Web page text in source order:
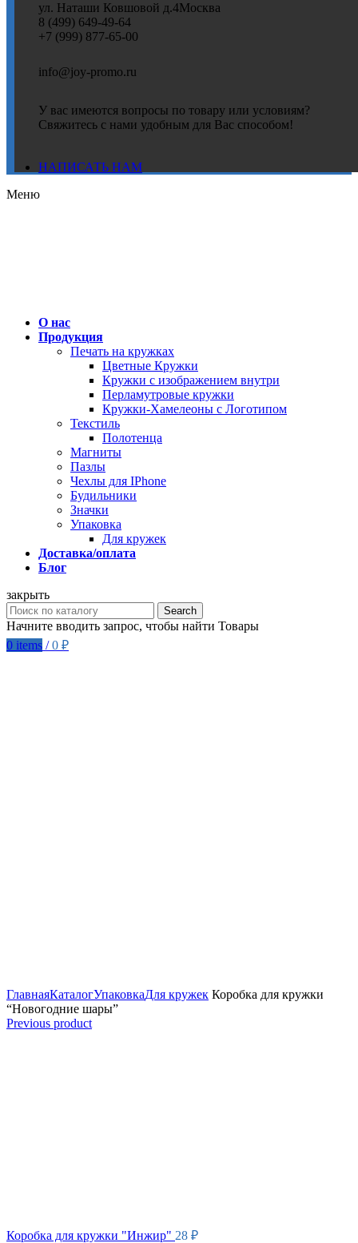
ул. Наташи Ковшовой д.4Москва
8 (499) 649-49-64
+7 (999) 877-65-00
info@joy-promo.ru
У вас имеются вопросы по товару или условиям?
Свяжитесь с нами удобным для Вас способом!
НАПИСАТЬ НАМ
Меню
О нас
Продукция
Печать на кружках
Цветные Кружки
Кружки с изображением внутри
Перламутровые кружки
Кружки-Хамелеоны с Логотипом
Текстиль
Полотенца
Магниты
Пазлы
Чехлы для IPhone
Будильники
Значки
Упаковка
Для кружек
Доставка/оплата
Блог
закрыть
Search
Начните вводить запрос, чтобы найти Товары
0 items / 0 ₽
ГлавнаяКаталогУпаковкаДля кружек Коробка для кружки
“Новогодние шары”
Previous product
Коробка для кружки "Инжир" 28 ₽